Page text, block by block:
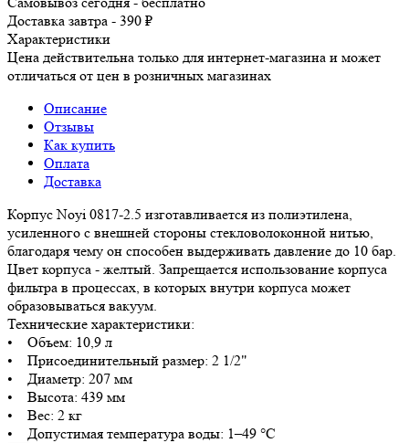
Доставка завтра - 390 ₽
Характеристики
Цена действительна только для интернет-магазина и может
отличаться от цен в розничных магазинах
Описание
Отзывы
Как купить
Оплата
Доставка
Корпус Noyi 0817-2.5 изготавливается из полиэтилена,
усиленного с внешней стороны стекловолоконной нитью,
благодаря чему он способен выдерживать давление до 10 бар.
Цвет корпуса - желтый. Запрещается использование корпуса
фильтра в процессах, в которых внутри корпуса может
образовываться вакуум.
Технические характеристики:
• Объем: 10,9 л
• Присоединительный размер: 2 1/2"
• Диаметр: 207 мм
• Высота: 439 мм
• Вес: 2 кг
• Допустимая температура воды: 1–49 °С